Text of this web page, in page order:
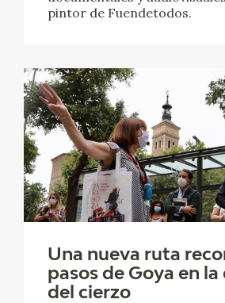
pintor de Fuendetodos.
Una nueva ruta
pasos de Goya en la
del cierzo